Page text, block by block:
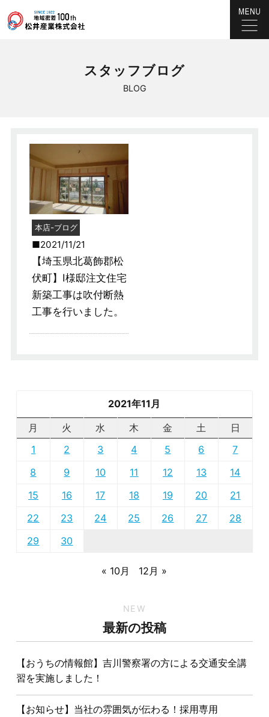
BLOG
スタッフブログ
本店-ブログ
2021/11/21
【埼玉県北葛飾郡松
伏町】I様邸注文住宅
新築工事は吹付断熱
工事を行いました。
2021年11月
月
火 水 木 金 土
日
1
2 3 4 5 6
7
8
9 10 11 12 13
14
15
16 17 18 19 20
21
22
23 24 25 26 27
28
29
30
« 10月 12月 »
NEW
最新の投稿
【おうちの情報館】吉川警察署の方による交通安全講
習を実施しました！
【お知らせ】当社の雰囲気が伝わる！採用専用